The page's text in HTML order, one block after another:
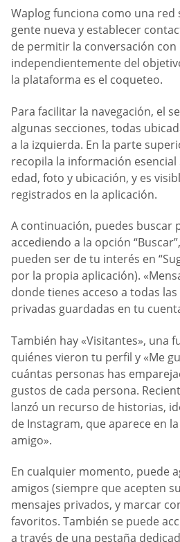
Waplog funciona como una red
gente nueva y establecer
de permitir la conversación
independientemente del
la plataforma es el coqueteo.
Para facilitar la navegación, el
algunas secciones, todas
a la izquierda. En la parte
recopila la información
edad, foto y ubicación, y es
registrados en la aplicación.
A continuación, puedes buscar
accediendo a la opción
pueden ser de tu interés en
por la propia aplicación).
donde tienes acceso a todas
privadas guardadas en tu
También hay «Visitantes», una
quiénes vieron tu perfil y «Me
cuántas personas has
gustos de cada persona.
lanzó un recurso de historias,
de Instagram, que aparece en
amigo».
En cualquier momento, puede
amigos (siempre que acepten
mensajes privados, y marcar
favoritos. También se puede
a través de una pestaña